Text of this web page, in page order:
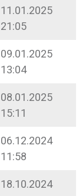
11.01.2025
21:05
09.01.2025
13:04
08.01.2025
15:11
06.12.2024
11:58
18.10.2024